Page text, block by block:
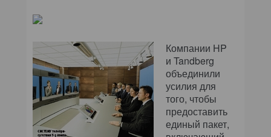
Компании HP
и Tandberg
объединили
усилия для
того, чтобы
предоставить
единый пакет,